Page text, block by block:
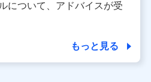
ないお客さま（2019年12月11
ラブ会員であったことがないお
用目的の範囲内に限って共同利
について、アドバイスが受
もっと見る